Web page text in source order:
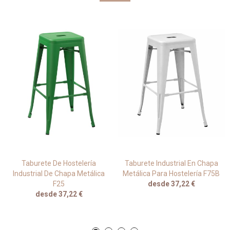
Taburete De Hostelería
Industrial De Chapa Metálica
F25
desde 37,22 €
Taburete Industrial En Chapa
Metálica Para Hostelería F75B
desde 37,22 €